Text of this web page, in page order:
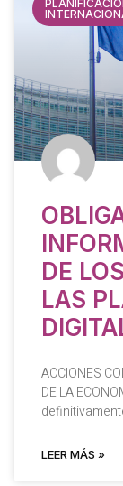
DE
LAS
ACCIONES
DE LA
LEER MÁS »